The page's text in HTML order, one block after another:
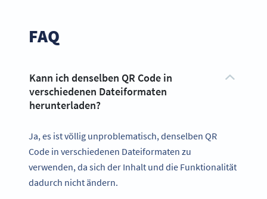
FAQ
Kann ich denselben QR Code in
verschiedenen Dateiformaten
herunterladen?
Ja, es ist völlig unproblematisch, denselben QR
Code in verschiedenen Dateiformaten zu
verwenden, da sich der Inhalt und die Funktionalität
dadurch nicht ändern.